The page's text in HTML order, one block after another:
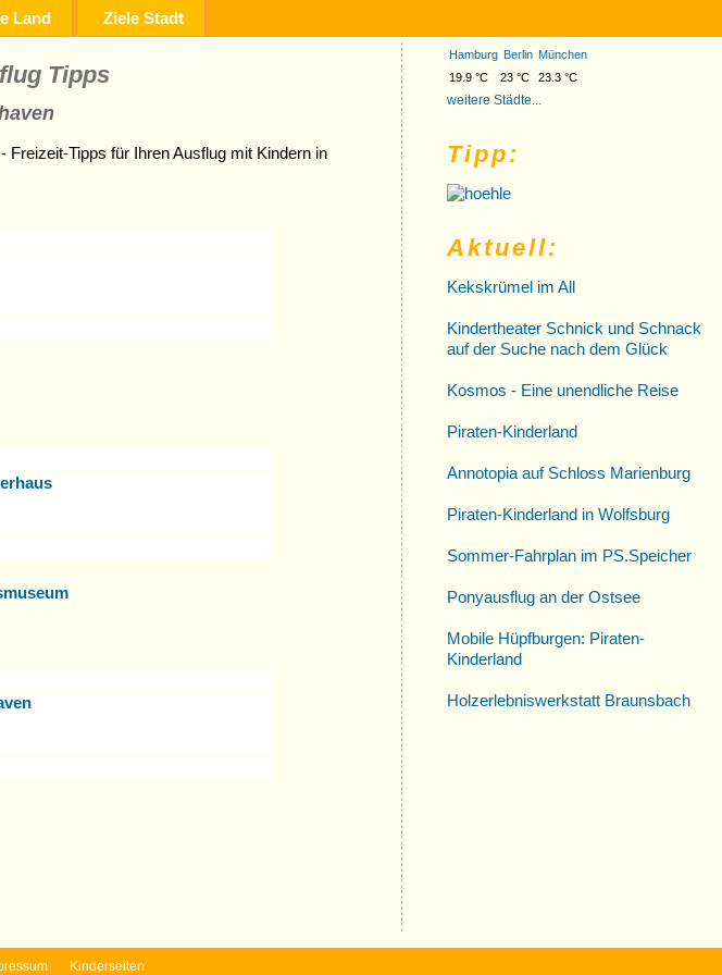
Land Ziele Stadt
Tipps
Tipps für Ihren Ausflug mit Kindern in
Hamburg Berlin München
19.9 °C
23 °C 23.3 °C
weitere Städte...
Tipp:
Aktuell:
Kekskrümel im All
Kindertheater Schnick und Schnack
auf der Suche nach dem Glück
Kosmos - Eine unendliche Reise
Piraten-Kinderland
Annotopia auf Schloss Marienburg
Piraten-Kinderland in Wolfsburg
Sommer-Fahrplan im PS.Speicher
Ponyausflug an der Ostsee
Mobile Hüpfburgen: Piraten-
Kinderland
Holzerlebniswerkstatt Braunsbach
Kinderseiten